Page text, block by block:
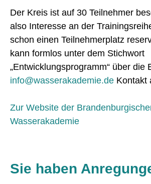
Der Kreis ist auf 30 Teilnehmer
also Interesse an der
schon einen Teilnehmerplatz
kann formlos unter dem Stichwort
„Entwicklungsprogramm“ über die
info@wasserakademie.de Kontakt
Zur Website der
Wasserakademie
Sie haben